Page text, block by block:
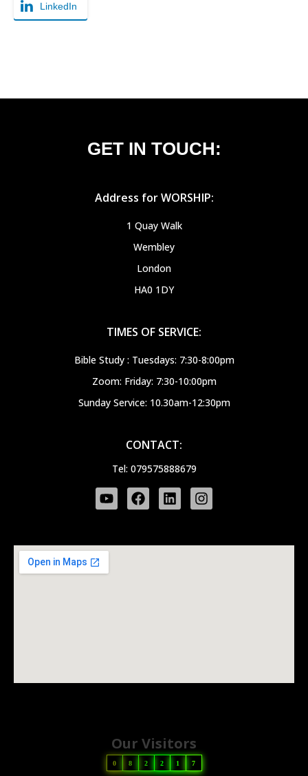
LinkedIn
GET IN TOUCH:
Address for WORSHIP:
1 Quay Walk
Wembley
London
HA0 1DY
TIMES OF SERVICE:
Bible Study : Tuesdays: 7:30-8:00pm
Zoom: Friday: 7:30-10:00pm
Sunday Service: 10.30am-12:30pm
CONTACT:
Tel: 079575888679
Our Visitors
0 8 2 2 1 7